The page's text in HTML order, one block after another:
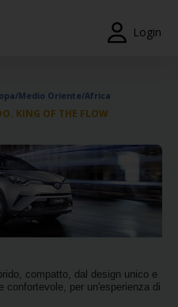
Login
Medio Oriente/Africa
KING OF THE FLOW
compatto, dal design unico e
confortevole, per un'esperienza di